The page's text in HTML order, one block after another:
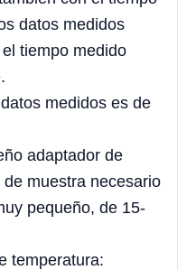
datos medidos
tiempo medido
medidos es de
adaptador de
muestra necesario
pequeño, de 15-
temperatura: